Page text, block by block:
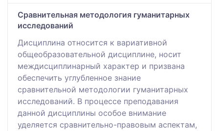
Сравнительная методология гуманитарных
исследований
Дисциплина относится к вариативной
общеобразовательной дисциплине, носит
междисциплинарный характер и призвана
обеспечить углубленное знание
сравнительной методологии гуманитарных
исследований. В процессе преподавания
данной дисциплины особое внимание
уделяется сравнительно-правовым аспектам,